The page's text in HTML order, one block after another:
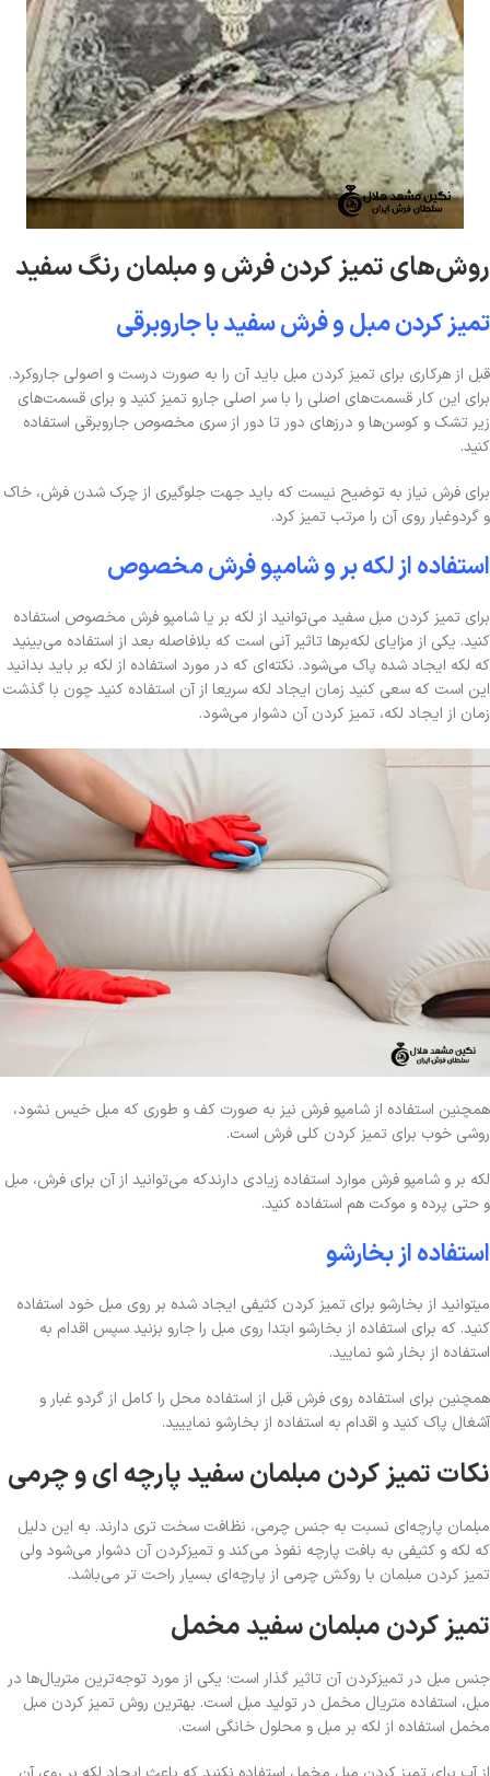
روش‌های تمیز کردن فرش و مبلمان رنگ سفید
تمیز کردن مبل و فرش سفید با جاروبرقی
قبل از هرکاری برای تمیز کردن مبل باید آن را به صورت درست و اصولی جاروکرد.
برای این کار قسمت‌های اصلی را با سر اصلی جارو تمیز کنید و برای قسمت‌های
زیر تشک و کوسن‌ها و درزهای دور تا دور از سری مخصوص جاروبرقی استفاده
کنید.
برای فرش نیاز به توضیح نیست که باید جهت جلوگیری از چرک شدن فرش، خاک
و گردوغبار روی آن را مرتب تمیز کرد.
استفاده از لکه بر و شامپو فرش مخصوص
برای تمیز کردن مبل سفید می‌توانید از لکه بر یا شامپو فرش مخصوص استفاده
کنید. یکی از مزایای لکه‌برها تاثیر آنی است که بلافاصله بعد از استفاده می‌بینید
که لکه ایجاد شده پاک می‌شود. نکته‌ای که در مورد استفاده از لکه بر باید بدانید
این است که سعی کنید زمان ایجاد لکه سریعا از آن استفاده کنید چون با گذشت
زمان از ایجاد لکه، تمیز کردن آن دشوار می‌شود.
همچنین استفاده از شامپو فرش نیز به صورت کف و طوری که مبل خیس نشود،
روشی خوب برای تمیز کردن کلی فرش است.
لکه بر و شامپو فرش موارد استفاده زیادی دارندکه می‌توانید از آن برای فرش، مبل
و حتی پرده و موکت هم استفاده کنید.
استفاده از بخارشو
میتوانید از بخارشو برای تمیز کردن کثیفی ایجاد شده بر روی مبل خود استفاده
کنید. که برای استفاده از بخارشو ابتدا روی مبل را جارو بزنید سپس اقدام به
استفاده از بخار شو نمایید.
همچنین برای استفاده روی فرش قبل از استفاده محل را کامل از گردو غبار و
آشغال پاک کنید و اقدام به استفاده از بخارشو نماییید.
نکات تمیز کردن مبلمان سفید پارچه ای و چرمی
مبلمان پارچه‌ای نسبت به جنس چرمی، نظافت سخت تری دارند. به این دلیل
که لکه و کثیفی به بافت پارچه نفوذ می‌کند و تمیزکردن آن دشوار می‌شود ولی
تمیز کردن مبلمان با روکش چرمی از پارچه‌ای بسیار راحت تر می‌باشد.
تمیز کردن مبلمان سفید مخمل
جنس مبل در تمیزکردن آن تاثیر گذار است؛ یکی از مورد توجه‌ترین متریال‌ها در
مبل، استفاده متریال مخمل در تولید مبل است. بهترین روش تمیز کردن مبل
مخمل استفاده از لکه بر مبل و محلول خانگی است.